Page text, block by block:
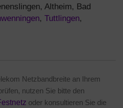
Altheim, Bad
, Tuttlingen,
Netzbandbreite an Ihrem
nutzen Sie bitte den
oder konsultieren Sie die